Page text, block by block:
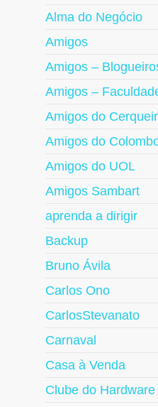
Alma do Negócio
Amigos
Amigos –
Amigos –
Amigos do
Amigos do
Amigos do UOL
Amigos Sambart
aprenda a dirigir
Backup
Bruno Ávila
Carlos Ono
CarlosStevanato
Carnaval
Casa à Venda
Clube do Hardware